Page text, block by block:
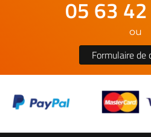
05 63
ou
Formulaire de